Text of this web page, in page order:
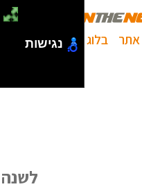
אתר בלוג
לשנה
נגישות